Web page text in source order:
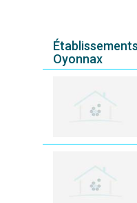
Oyonnax